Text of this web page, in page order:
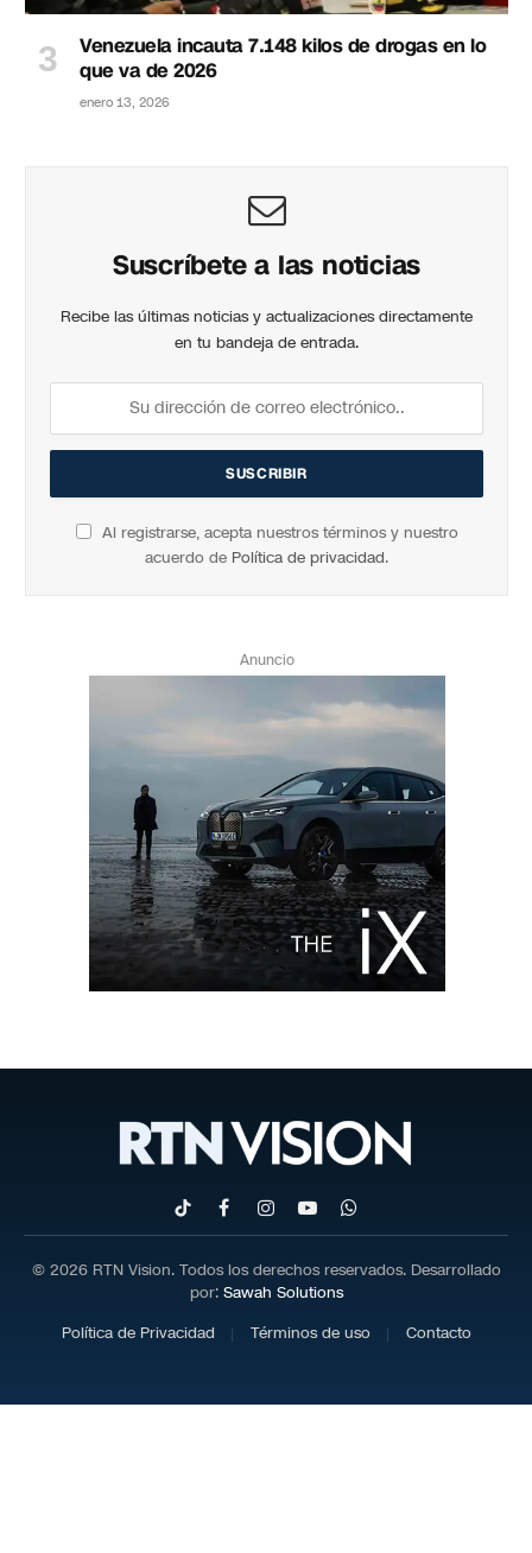
Venezuela incauta 7.148 kilos de drogas en lo
que va de 2026
enero 13, 2026
Suscríbete a las noticias
Recibe las últimas noticias y actualizaciones directamente
en tu bandeja de entrada.
Al registrarse, acepta nuestros términos y nuestro
acuerdo de Política de privacidad.
Anuncio
TikTokFacebookInstagram
YouTubeWhatsApp
© 2026 RTN Vision. Todos los derechos reservados. Desarrollado
por: Sawah Solutions
Política de Privacidad
Términos de uso Contacto